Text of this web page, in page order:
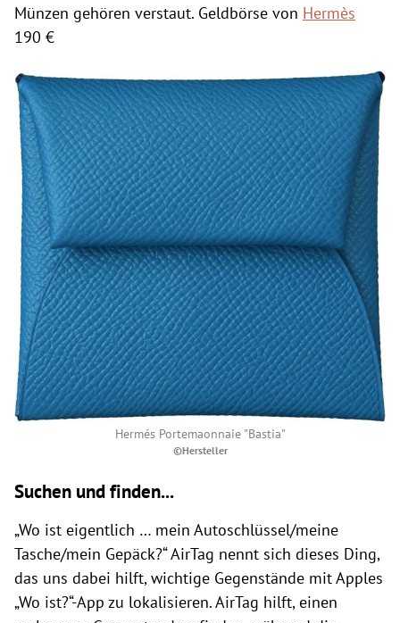
Münzen gehören verstaut. Geldbörse von Hermès
190 €
Hermés Portemaonnaie "Bastia"
©Hersteller
Suchen und finden...
„Wo ist eigentlich … mein Autoschlüssel/meine
Tasche/mein Gepäck?“ AirTag nennt sich dieses Ding,
das uns dabei hilft, wichtige Gegenstände mit Apples
„Wo ist?“-App zu lokalisieren. AirTag hilft, einen